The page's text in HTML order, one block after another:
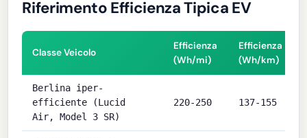
Riferimento Efficienza Tipica EV
Classe Veicolo
Efficienza
(Wh/mi)
Efficienza
(Wh/km)
Berlina iper-
efficiente (Lucid
Air, Model 3 SR)
220-250 137-155